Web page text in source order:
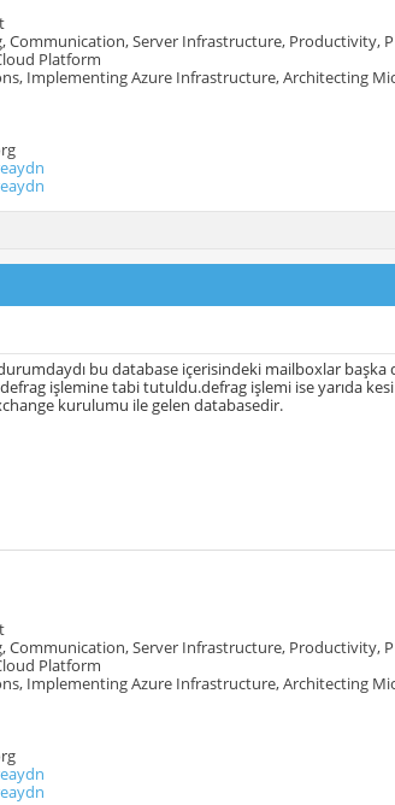
Communication, Server Infrastructure, Productivity,
Platform
Implementing Azure Infrastructure, Architecting
bu database içerisindeki mailboxlar başka
işlemine tabi tutuldu.defrag işlemi ise yarıda
kurulumu ile gelen databasedir.
Communication, Server Infrastructure, Productivity,
Platform
Implementing Azure Infrastructure, Architecting